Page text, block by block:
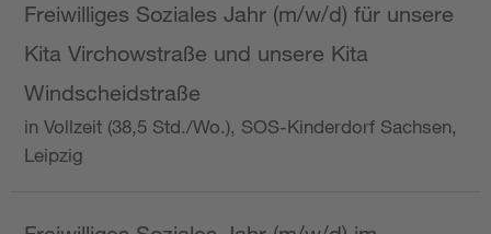
Freiwilliges Soziales Jahr (m/w/d) für unsere
Kita Virchowstraße und unsere Kita
Windscheidstraße
in Vollzeit (38,5 Std./Wo.), SOS-Kinderdorf Sachsen,
Leipzig